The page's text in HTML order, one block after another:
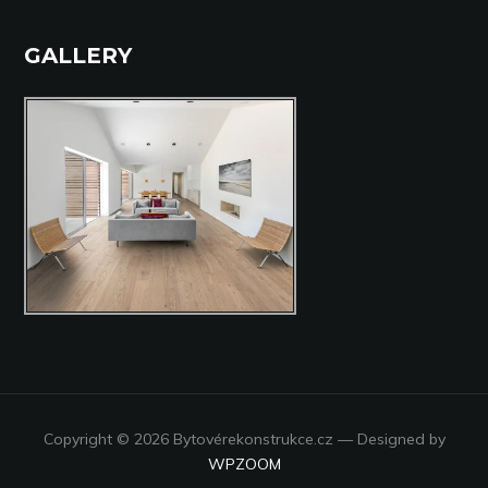
GALLERY
Copyright © 2026 Bytovérekonstrukce.cz — Designed by
WPZOOM